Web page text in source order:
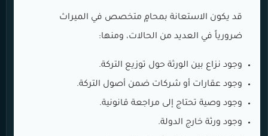
قد يكون الاستعانة بمحامٍ متخصص في الميراث
ضرورياً في العديد من الحالات، ومنها:
وجود نزاع بين الورثة حول توزيع التركة.
وجود عقارات أو شركات ضمن أصول التركة.
وجود وصية تحتاج إلى مراجعة قانونية.
وجود ورثة خارج الدولة.